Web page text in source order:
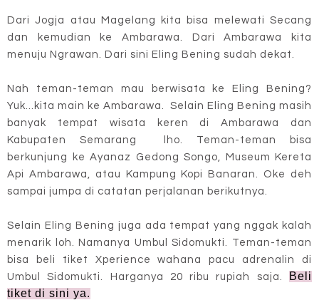
Dari Jogja atau Magelang kita bisa melewati Secang
dan kemudian ke Ambarawa. Dari Ambarawa kita
menuju Ngrawan. Dari sini Eling Bening sudah dekat.
Nah teman-teman mau berwisata ke Eling Bening?
Yuk...kita main ke Ambarawa. Selain Eling Bening masih
banyak tempat wisata keren di Ambarawa dan
Kabupaten Semarang lho. Teman-teman bisa
berkunjung ke Ayanaz Gedong Songo,
Museum Kereta
Api Ambarawa
, atau Kampung Kopi Banaran.
Oke deh
sampai jumpa di catatan perjalanan berikutnya.
Selain Eling Bening juga ada tempat yang nggak kalah
menarik loh. Namanya Umbul Sidomukti. Teman-teman
bisa beli tiket Xperience wahana pacu adrenalin di
Umbul Sidomukti. Harganya 20 ribu rupiah saja.
Beli
tiket di sini ya.